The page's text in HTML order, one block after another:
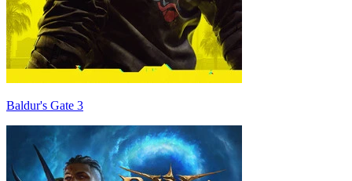
Baldur's Gate 3